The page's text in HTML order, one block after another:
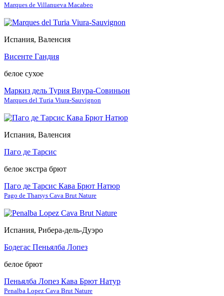
Marques de Villanueva Macabeo
Испания, Валенсия
Висенте Гандия
белое сухое
Маркиз дель Турия Виура-Совиньон
Marques del Turia Viura-Sauvignon
Испания, Валенсия
Паго де Тарсис
белое экстра брют
Паго де Тарсис Кава Брют Натюр
Pago de Tharsys Cava Brut Nature
Испания, Рибера-дель-Дуэро
Бодегас Пеньялба Лопез
белое брют
Пеньялба Лопез Кава Брют Натур
Penalba Lopez Cava Brut Nature